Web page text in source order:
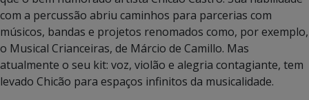
com a percussão abriu caminhos para parcerias com
músicos, bandas e projetos renomados como, por exemplo,
o Musical Crianceiras, de Márcio de Camillo. Mas
atualmente o seu kit: voz, violão e alegria contagiante, tem
levado Chicão para espaços infinitos da musicalidade.